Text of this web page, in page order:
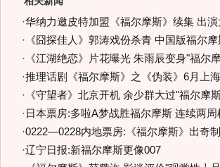
·华纳力邀皮特加盟《福尔摩斯》续集 出演
· 《囧探佳人》郭涛戏份杀青 中国版福尔摩
· 《江湖绝恋》片花曝光 朱雨辰变身"福尔
·推理话剧《福尔摩斯》之《伪装》6月上
· 《守望者》北京开机 余少群大过"福尔摩
· 日本票房:多啦A梦战胜福尔摩斯 连续两周
·0222—0228内地票房:《福尔摩斯》出奇
·辽宁日报:新福尔摩斯更像007